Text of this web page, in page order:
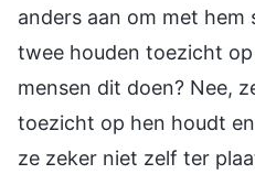
anders aan om met hem
twee houden toezicht op
mensen dit doen? Nee,
toezicht op hen houdt
ze zeker niet zelf ter